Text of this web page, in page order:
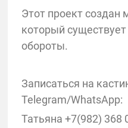
Этот проект
который
обороты.
Записаться на
Telegram/WhatsApp:
Татьяна +7(982) 368